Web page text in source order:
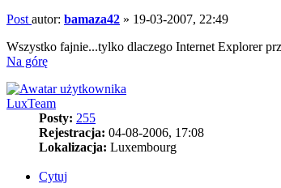
Post autor: bamaza42 » 19-03-2007, 22:49
Wszystko fajnie...tylko dlaczego Internet Explorer
Na górę
LuxTeam
Posty: 255
Rejestracja: 04-08-2006, 17:08
Lokalizacja: Luxembourg
Cytuj